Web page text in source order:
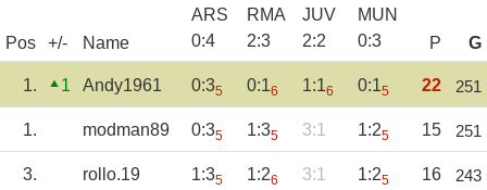
Pos +/- Name
ARS
0:4
RMA
2:3
JUV
2:2
MUN
0:3 P G
1. 1 Andy1961 0:35 0:16 1:16 0:15 22 251
1. modman89 0:35 1:35 3:1 1:25 15 251
3. rollo.19 1:35 1:26 3:1 1:25 16 243